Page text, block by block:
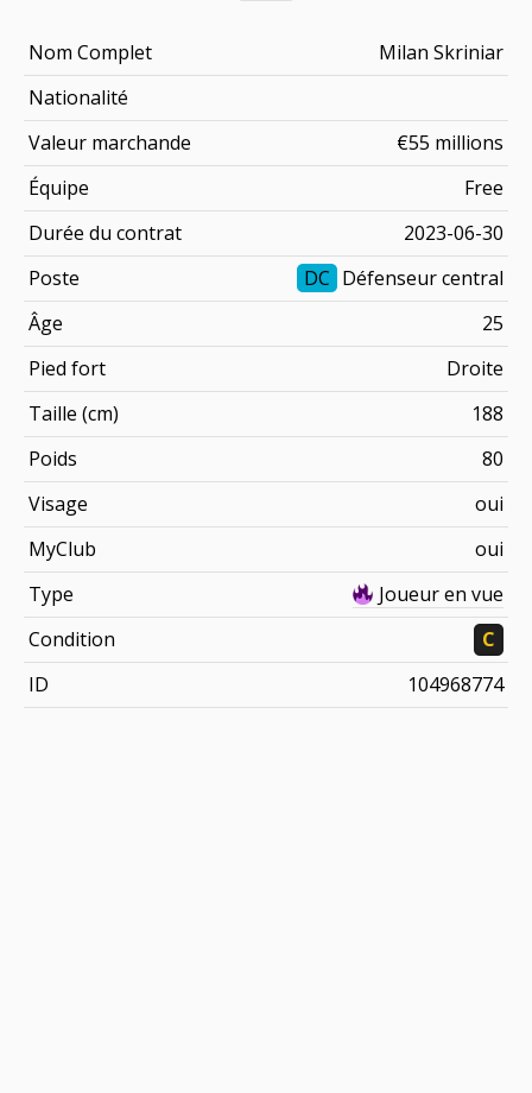
Nom Complet
Milan Skriniar
Nationalité
Valeur marchande
€55 millions
Équipe
Free
Durée du contrat
2023-06-30
Poste
DC Défenseur central
Âge
25
Pied fort
Droite
Taille (cm)
188
Poids
80
Visage
oui
MyClub
oui
Type
Joueur en vue
Condition
C
ID
104968774